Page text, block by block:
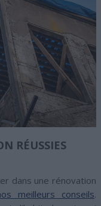
RÉUSSIES
dans une rénovation
meilleurs conseils.